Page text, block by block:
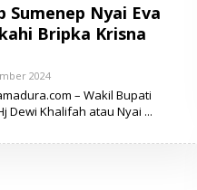
Sumenep Nyai Eva
Bripka Krisna
2024O
E
H
– Wakil Bupati
Dewi Khalifah atau Nyai